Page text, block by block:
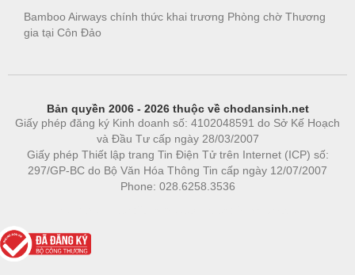
Bamboo Airways chính thức khai trương Phòng chờ Thương
gia tại Côn Đảo
Bản quyền 2006 - 2026 thuộc về chodansinh.net
Giấy phép đăng ký Kinh doanh số: 4102048591 do Sở Kế Hoạch
và Đầu Tư cấp ngày 28/03/2007
Giấy phép Thiết lập trang Tin Điện Tử trên Internet (ICP) số:
297/GP-BC do Bộ Văn Hóa Thông Tin cấp ngày 12/07/2007
Phone: 028.6258.3536